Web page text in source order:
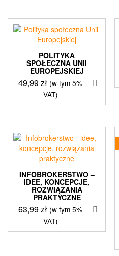
POLITYKA
SPOŁECZNA UNII
EUROPEJSKIEJ
49,99zł (w tym 5%
VAT)
INFOBROKERSTWO –
IDEE, KONCEPCJE,
ROZWIĄZANIA
PRAKTYCZNE
63,99zł (w tym 5%
VAT)